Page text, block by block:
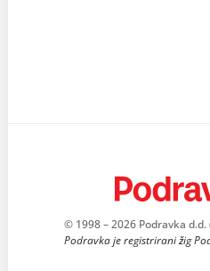
© 1998 – 2026 Podravka
Podravka je registrirani žig